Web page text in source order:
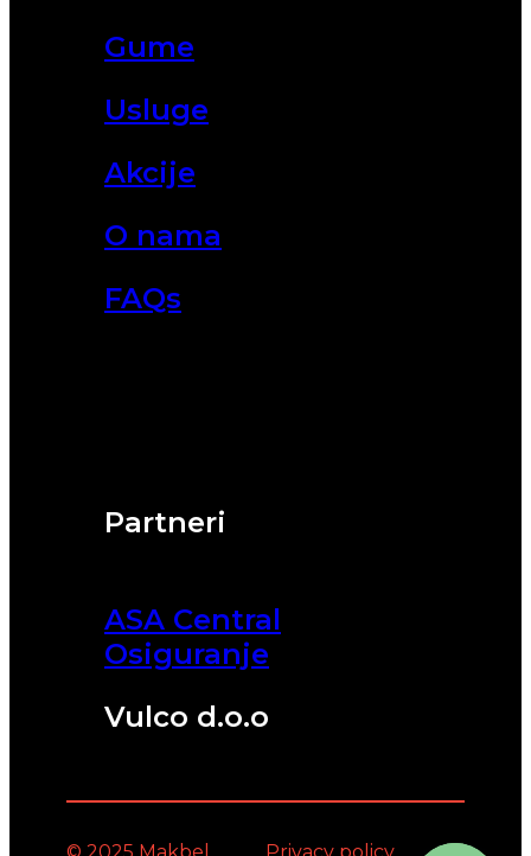
Partneri
ASA Central
Osiguranje
Vulco d.o.o
Gume
Usluge
Akcije
O nama
FAQs